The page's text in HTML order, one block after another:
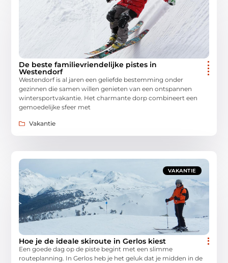
De beste familievriendelijke pistes in
Westendorf
Westendorf is al jaren een geliefde bestemming onder
gezinnen die samen willen genieten van een ontspannen
wintersportvakantie. Het charmante dorp combineert een
gemoedelijke sfeer met
Vakantie
VAKANTIE
Hoe je de ideale skiroute in Gerlos kiest
Een goede dag op de piste begint met een slimme
routeplanning. In Gerlos heb je het geluk dat je midden in de